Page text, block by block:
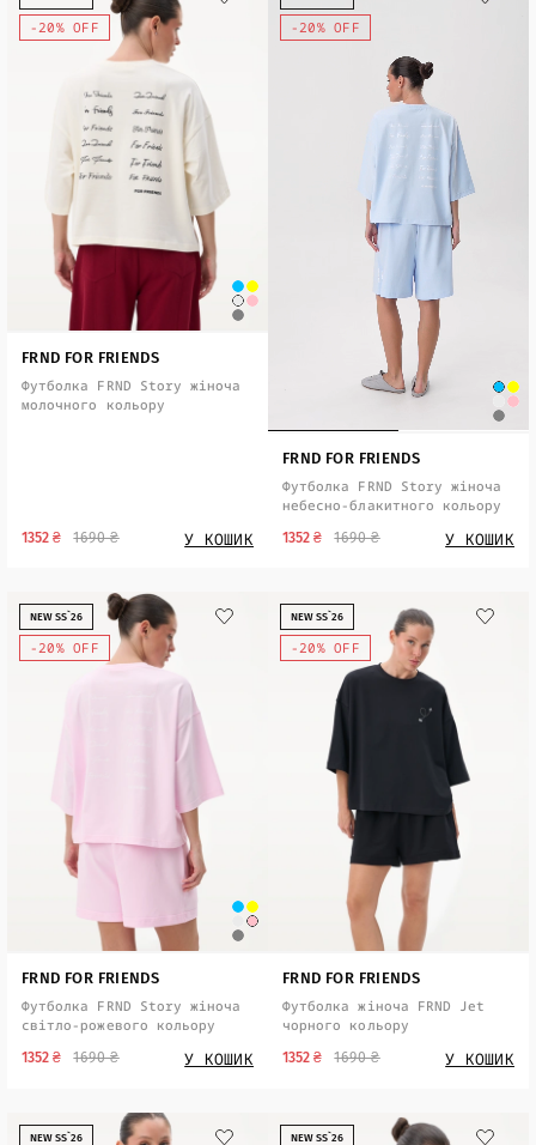
-20% OFF
FRND FOR FRIENDS
Футболка FRND Story жіноча
молочного кольору
1690 ₴
1352 ₴ У КОШИК
-20% OFF
FRND FOR FRIENDS
Футболка FRND Story жіноча
небесно-блакитного кольору
1690 ₴
1352 ₴ У КОШИК
-20% OFF
NEW SS`26
FRND FOR FRIENDS
Футболка FRND Story жіноча
світло-рожевого кольору
1690 ₴
1352 ₴ У КОШИК
-20% OFF
NEW SS`26
FRND FOR FRIENDS
Футболка жіноча FRND Jet
чорного кольору
1690 ₴
1352 ₴ У КОШИК
NEW SS`26 NEW SS`26